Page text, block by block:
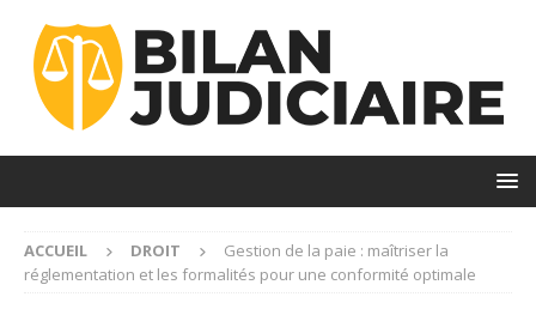
ACCUEIL DROIT
Gestion de la paie : maîtriser la
réglementation et les formalités pour une conformité optimale